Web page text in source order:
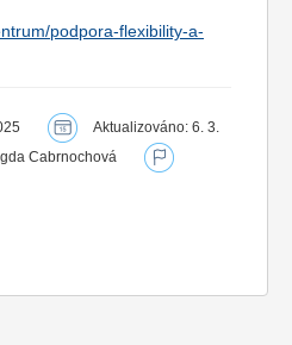
podpora-flexibility-a-
Aktualizováno: 6. 3.
Cabrnochová